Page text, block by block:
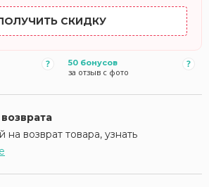
СКИДКУ
50 бонусов
за отзыв с фото
возврат товара, узнать